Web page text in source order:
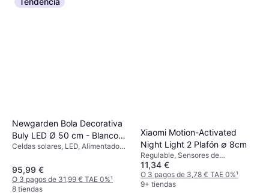
Newgarden Bola Decorativa
Buly LED Ø 50 cm - Blanco
Iluminación de Suelo
Celdas solares, LED, Alimentado
Plástico
95,99 €
O 3 pagos de 31,99 € TAE 0%¹
8 tiendas
Xiaomi Motion-Activated
Night Light 2 Plafón ∅ 8cm
Regulable, Sensores de
movimiento, Blanco, Plástico
11,34 €
O 3 pagos de 3,78 € TAE 0%¹
9+ tiendas